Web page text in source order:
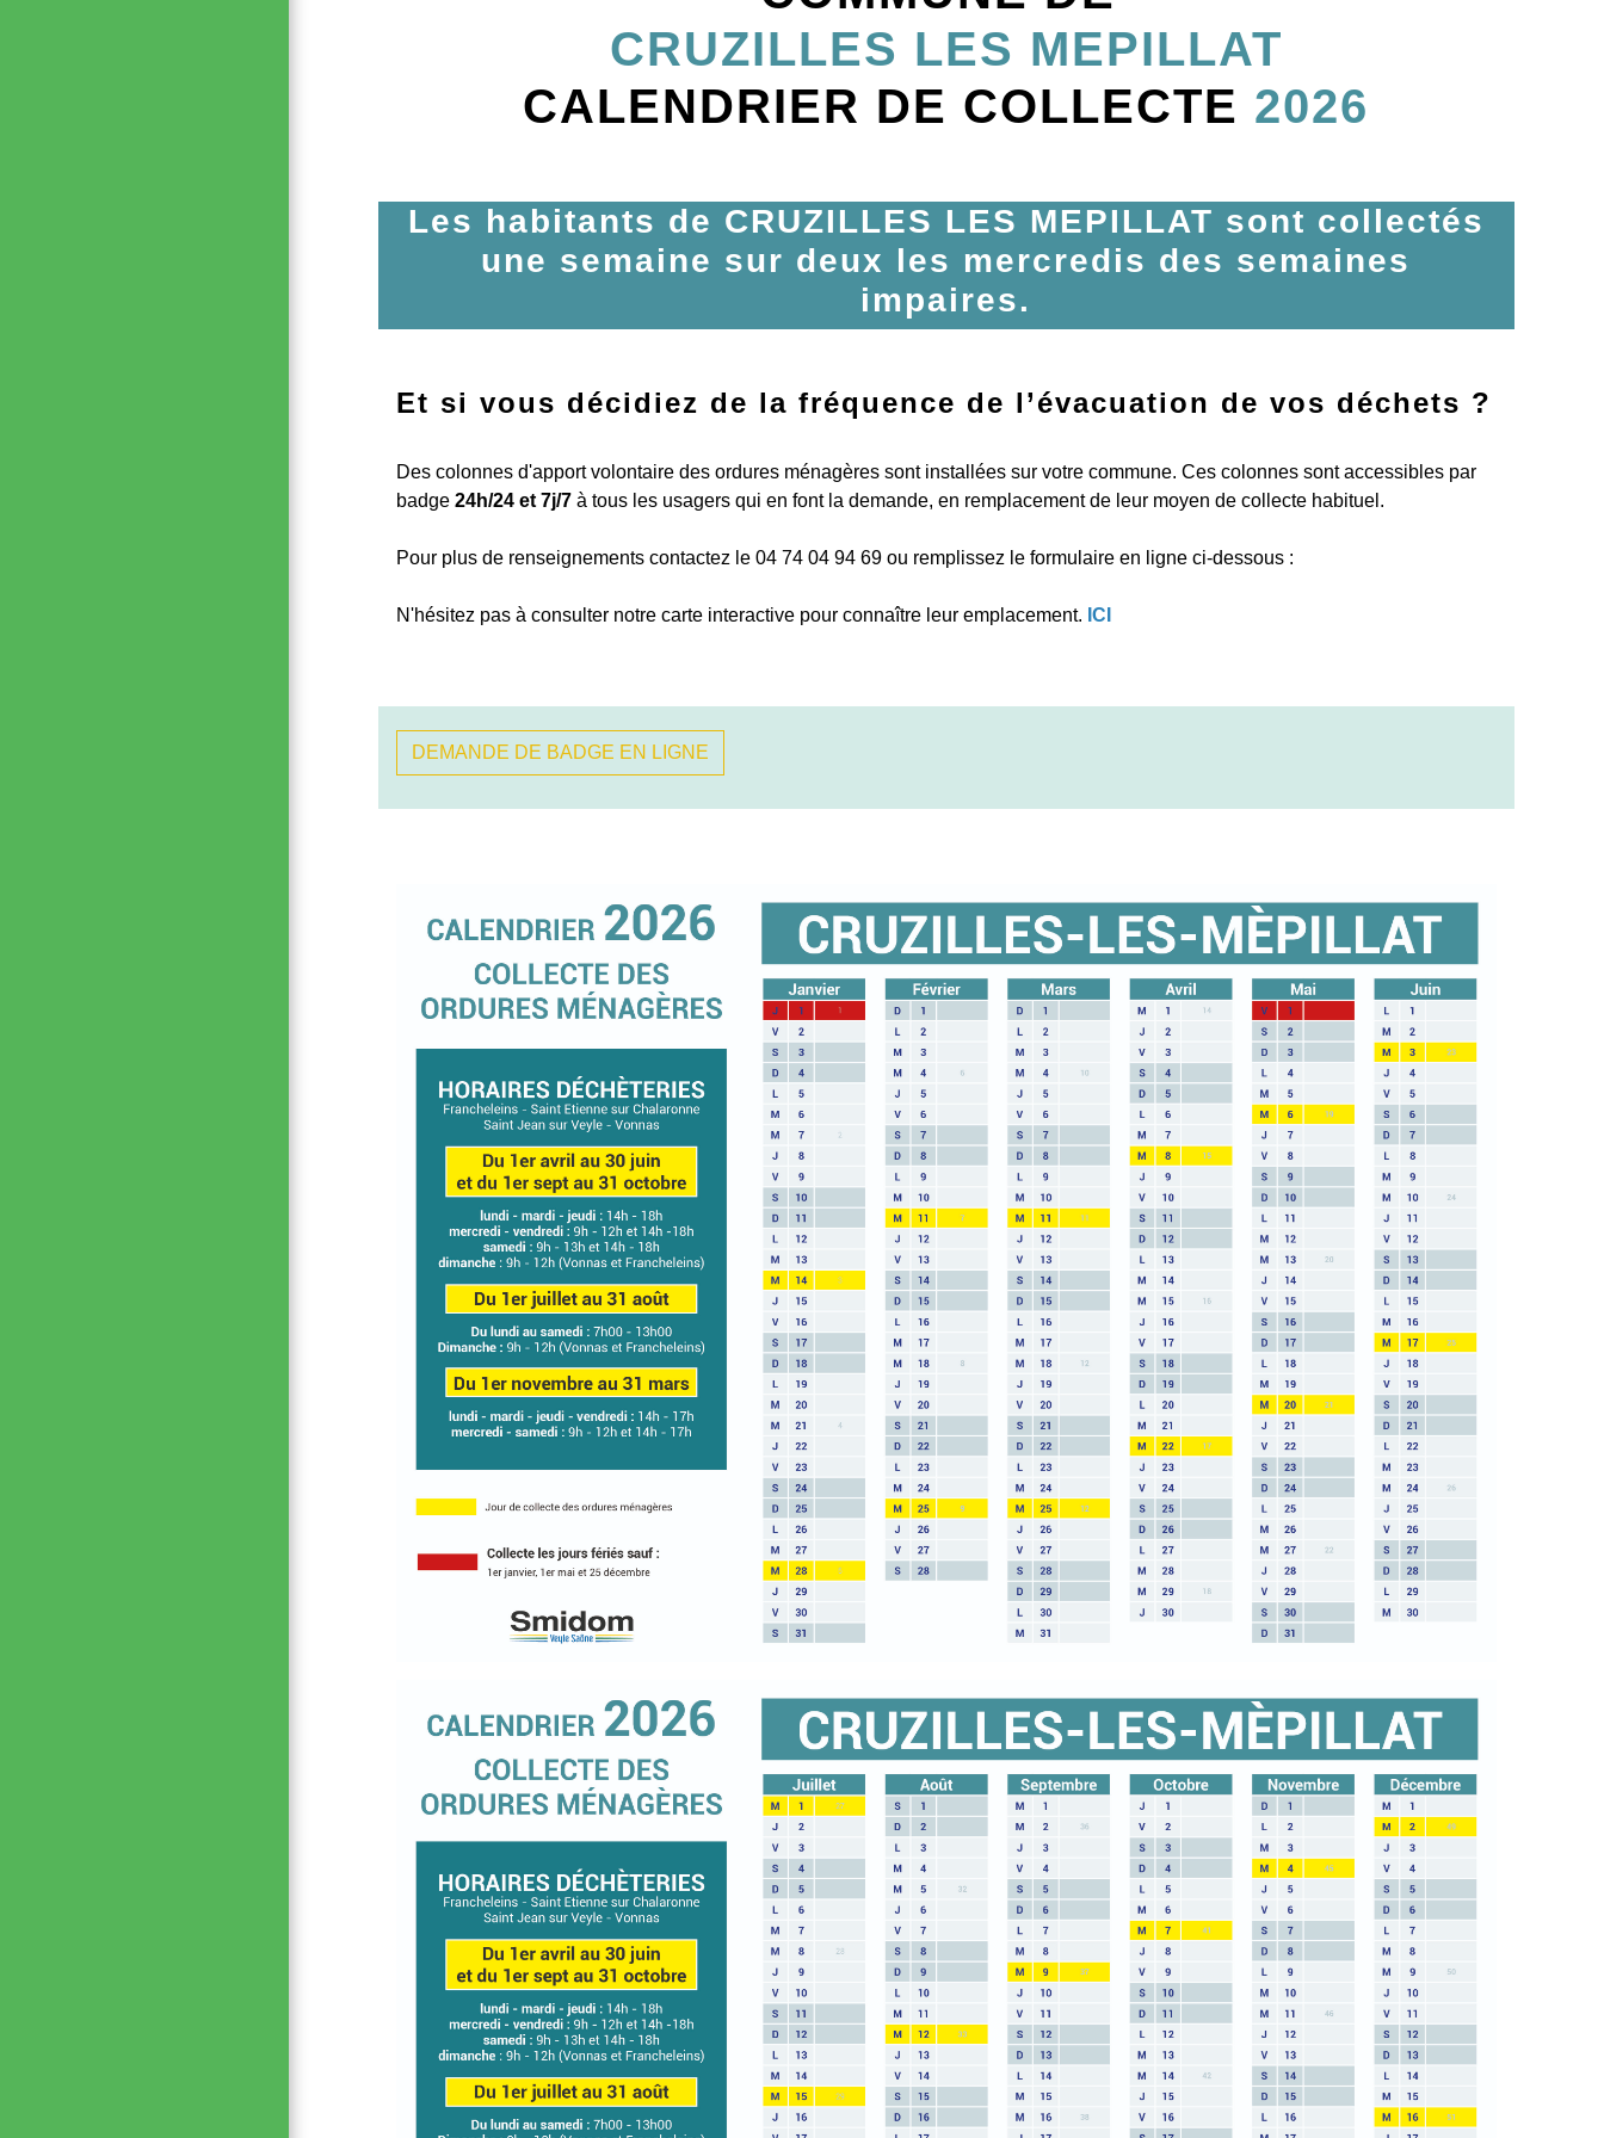
CRUZILLES LES MEPILLAT
CALENDRIER DE COLLECTE 2026
Les habitants de CRUZILLES LES MEPILLAT sont collectés
une semaine sur deux les mercredis des semaines
impaires.
Et si vous décidiez de la fréquence de l’évacuation de vos déchets ?
Des colonnes d'apport volontaire des ordures ménagères sont installées sur votre commune. Ces colonnes sont accessibles par
badge 24h/24 et 7j/7à tous les usagers qui en font la demande, en remplacement de leur moyen de collecte habituel.
Pour plus de renseignements contactez le 04 74 04 94 69 ou remplissez le formulaire en ligne ci-dessous :
N'hésitez pas à consulter notre carte interactive pour connaître leur emplacement. ICI
DEMANDE DE BADGE EN LIGNE